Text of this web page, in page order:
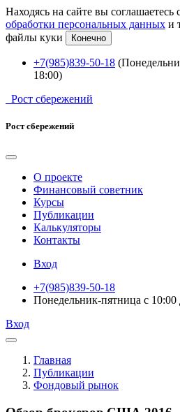
Находясь на сайте вы соглашаетесь
обработки персональных данных и
файлы куки
Конечно
+7(985)839-50-18
18:00)
Рост сбережений
Рост сбережений
О проекте
Финансовый советник
Курсы
Публикации
Калькуляторы
Контакты
Вход
+7(985)839-50-18
Понедельник-пятница с 10:00
Вход
Главная
Публикации
Фондовый рынок